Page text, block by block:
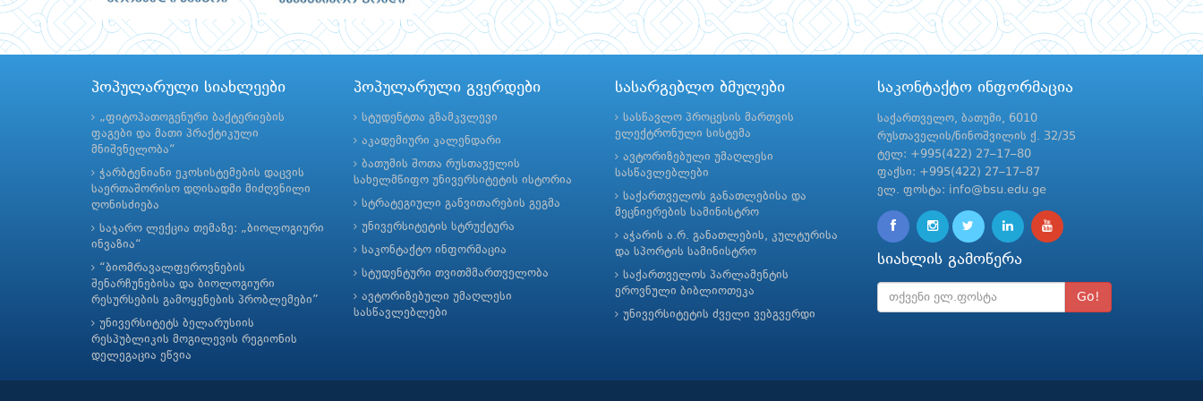
პოპულარული სიახლეები
„ფიტოპათოგენური ბაქტერიების
ფაგები და მათი პრაქტიკული
მნიშვნელობა“
ჭარბტენიანი ეკოსისტემების დაცვის
საერთაშორისო დღისადმი მიძღვნილი
ღონისძიება
საჯარო ლექცია თემაზე: „ბიოლოგიური
ინვაზია“
“ბიომრავალფეროვნების
შენარჩუნებისა და ბიოლოგიური
რესურსების გამოყენების პრობლემები”
უნივერსიტეტს ბელარუსიის
რესპუბლიკის მოგილევის რეგიონის
დელეგაცია ეწვია
პოპულარული გვერდები
სტუდენტთა გზამკვლევი
აკადემიური კალენდარი
ბათუმის შოთა რუსთაველის
სახელმწიფო უნივერსიტეტის ისტორია
სტრატეგიული განვითარების გეგმა
უნივერსიტეტის სტრუქტურა
საკონტაქტო ინფორმაცია
სტუდენტური თვითმმართველობა
ავტორიზებული უმაღლესი
სასწავლებლები
სასარგებლო ბმულები
სასწავლო პროცესის მართვის
ელექტრონული სისტემა
ავტორიზებული უმაღლესი
სასწავლებლები
საქართველოს განათლებისა და
მეცნიერების სამინისტრო
აჭარის ა.რ. განათლების, კულტურისა
და სპორტის სამინისტრო
საქართველოს პარლამენტის
ეროვნული ბიბლიოთეკა
უნივერსიტეტის ძველი ვებგვერდი
საკონტაქტო ინფორმაცია
საქართველო, ბათუმი, 6010
რუსთაველის/ნინოშვილის ქ. 32/35
ტელ: +995(422) 27–17–80
ფაქსი: +995(422) 27–17–87
ელ. ფოსტა: info@bsu.edu.ge
სიახლის გამოწერა
Go!